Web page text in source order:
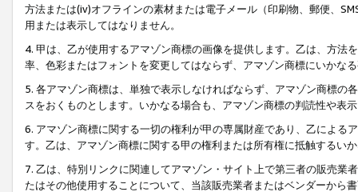
方法または(iv)オフラインの素材または電子メール（印刷物、郵便、
用または表示してはなりません。
4. 甲は、乙が使用するアマゾン商標の画像を提供します。乙は、方
率、色彩またはフォントを変更してはならず、アマゾン商標にいかな
5. 各アマゾン商標は、単独で表示しなければならず、アマゾン商標
スをおくものとします。いかなる場合も、アマゾン商標の判読性や表
6. アマゾン商標に関する一切の権利が甲の専属財産であり、乙による
す。乙は、アマゾン商標に関する甲の権利または所有権に抵触するい
7. 乙は、特別リンクに関連してアマゾン・サイト上で第三者の販売
たはその他使用することについて、当該販売業者またはベンダーから